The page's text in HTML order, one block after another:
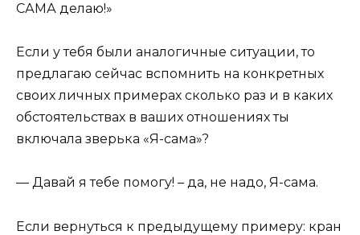
САМА делаю!»
Если у тебя были аналогичные ситуации, то
предлагаю сейчас вспомнить на конкретных
своих личных примерах сколько раз и в каких
обстоятельствах в ваших отношениях ты
включала зверька «Я-сама»?
— Давай я тебе помогу! – да, не надо, Я-сама.
Если вернуться к предыдущему примеру: кран